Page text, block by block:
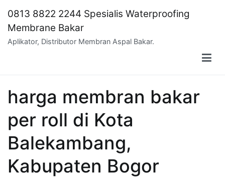
content
0813 8822 2244 Spesialis Waterproofing
Membrane Bakar
Aplikator, Distributor Membran Aspal Bakar.
harga membran bakar
per roll di Kota
Balekambang,
Kabupaten Bogor